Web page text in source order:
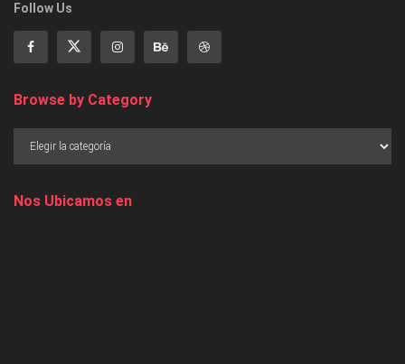
Follow Us
Browse by Category
Nos Ubicamos en